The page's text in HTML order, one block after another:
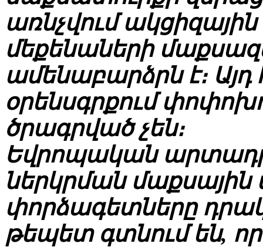
առնչվում
մեքենաների
ամենաբարձրն է։
օրենսգրքում
ծրագրված չեն։
Եվրոպական
ներկրման մաքսային
փորձագետները
թեպետ գտնում են,